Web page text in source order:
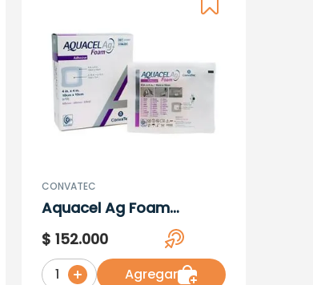
CONVATEC
Aquacel Ag Foam
Adhesive X7X7 X 10
$ 152.000
1 Agregar